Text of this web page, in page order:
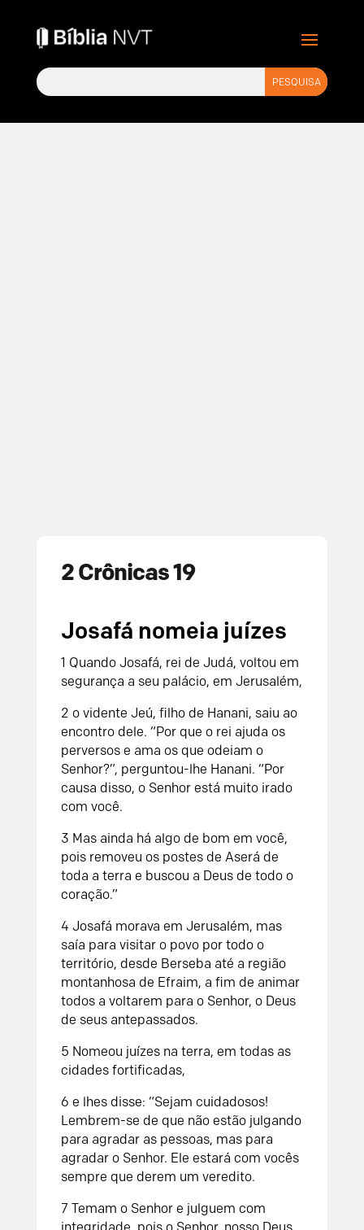
2 Crônicas 19
Josafá nomeia juízes
1 Quando Josafá, rei de Judá, voltou em
segurança a seu palácio, em Jerusalém,
2 o vidente Jeú, filho de Hanani, saiu ao
encontro dele. “Por que o rei ajuda os
perversos e ama os que odeiam o
Senhor?”, perguntou-lhe Hanani. “Por
causa disso, o Senhor está muito irado
com você.
3 Mas ainda há algo de bom em você,
pois removeu os postes de Aserá de
toda a terra e buscou a Deus de todo o
coração.”
4 Josafá morava em Jerusalém, mas
saía para visitar o povo por todo o
território, desde Berseba até a região
montanhosa de Efraim, a fim de animar
todos a voltarem para o Senhor, o Deus
de seus antepassados.
5 Nomeou juízes na terra, em todas as
cidades fortificadas,
6 e lhes disse: “Sejam cuidadosos!
Lembrem-se de que não estão julgando
para agradar as pessoas, mas para
agradar o Senhor. Ele estará com vocês
sempre que derem um veredito.
7 Temam o Senhor e julguem com